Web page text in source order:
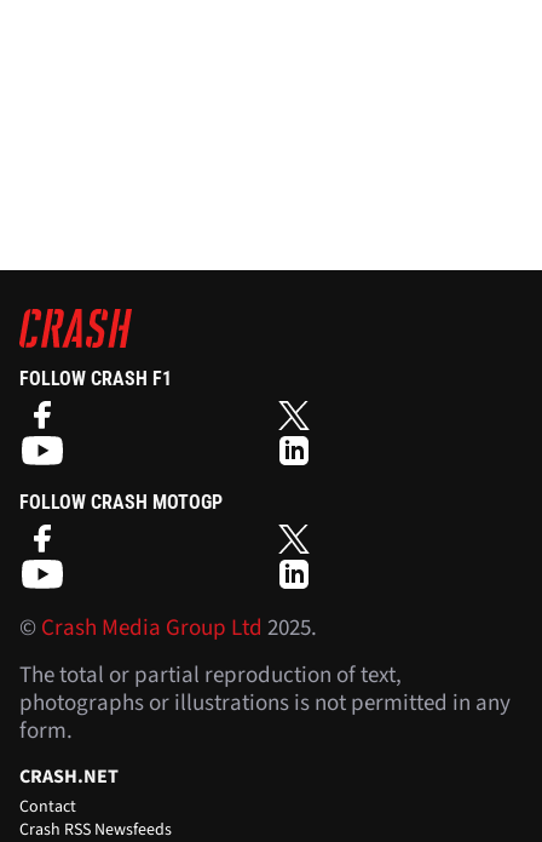
FOLLOW CRASH F1
FOLLOW CRASH MOTOGP
©Crash Media Group Ltd 2025.
The total or partial reproduction of text,
photographs or illustrations is not permitted in any
form.
CRASH.NET
Contact
Crash RSS Newsfeeds